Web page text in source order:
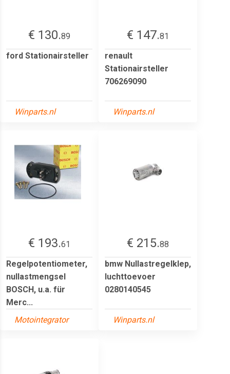
€ 130.89
ford Stationairsteller
Winparts.nl
€ 147.81
renault
Stationairsteller
706269090
Winparts.nl
€ 193.61
Regelpotentiometer,
nullastmengsel
BOSCH, u.a. für
Merc...
Motointegrator
€ 215.88
bmw Nullastregelklep,
luchttoevoer
0280140545
Winparts.nl